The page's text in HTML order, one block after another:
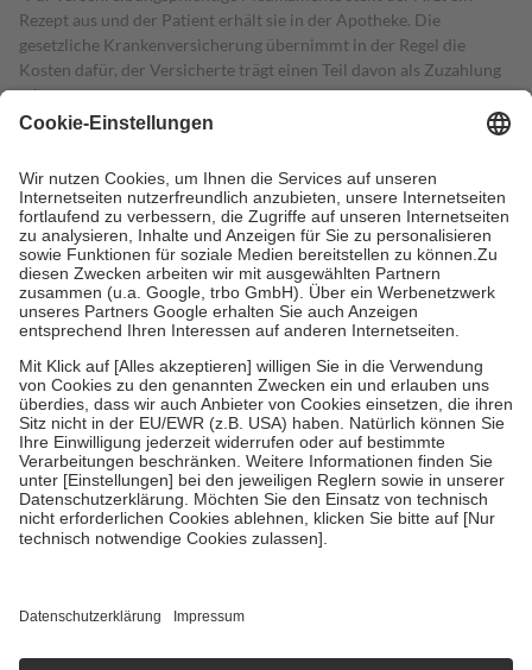
Rezept aus und der Patient erhält sie in der Apotheke. Die
gesetzliche Krankenversicherung übernimmt in der Regel die
Kosten dafür, der Versicherte trägt einen Teil davon als Zuzahlung
mit.
Grundsätzlich leisten Mitglieder Zuzahlungen in Höhe von zehn
höchstens zehn Euro.
Es sind jedoch nie mehr als die tatsächlichen
Kosten der Leistung zu entrichten.
Diese Regeln gelten grundsätzlich auch für Online-Apotheken.
Bei Heilmitteln und häuslicher Krankenpflege beträgt die
Zuzahlung zehn Prozent der Kosten sowie zehn Euro je
Verordnung.
Um das Engagement der Versicherten für ihre eigene Gesundheit zu
stärken und die besondere Stellung der Familie zu unterstützen,
fallenkeine Zuzahlungenan bei:
• Kindern und Jugendlichen bis zum vollendeten 18. Lebensjahr
mit Ausnahme der Fahrkosten
• Untersuchungen zur Vorsorge und Früherkennung, die von der
GKV getragen werden
• empfohlenen Schutzimpfungen
• Harn- und Blutteststreifen
getroffen, um sicherzustellen, dass es sich um echte Bewertungen
https://help.etrusted.com/hc/de/articles/4419944605341